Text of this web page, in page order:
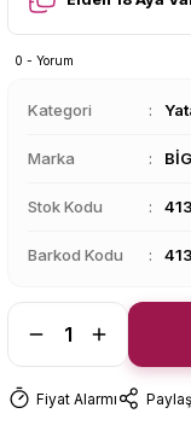
0 - Yorum
Kategori
Marka
Stok Kodu
Barkod Kodu
Fiyat Alarmı Paylaş